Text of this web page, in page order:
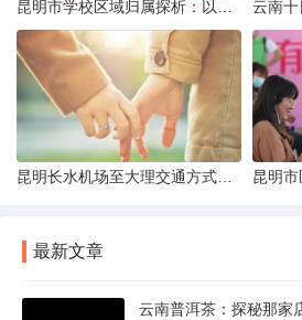
最新文章
云南普洱茶：探秘那家